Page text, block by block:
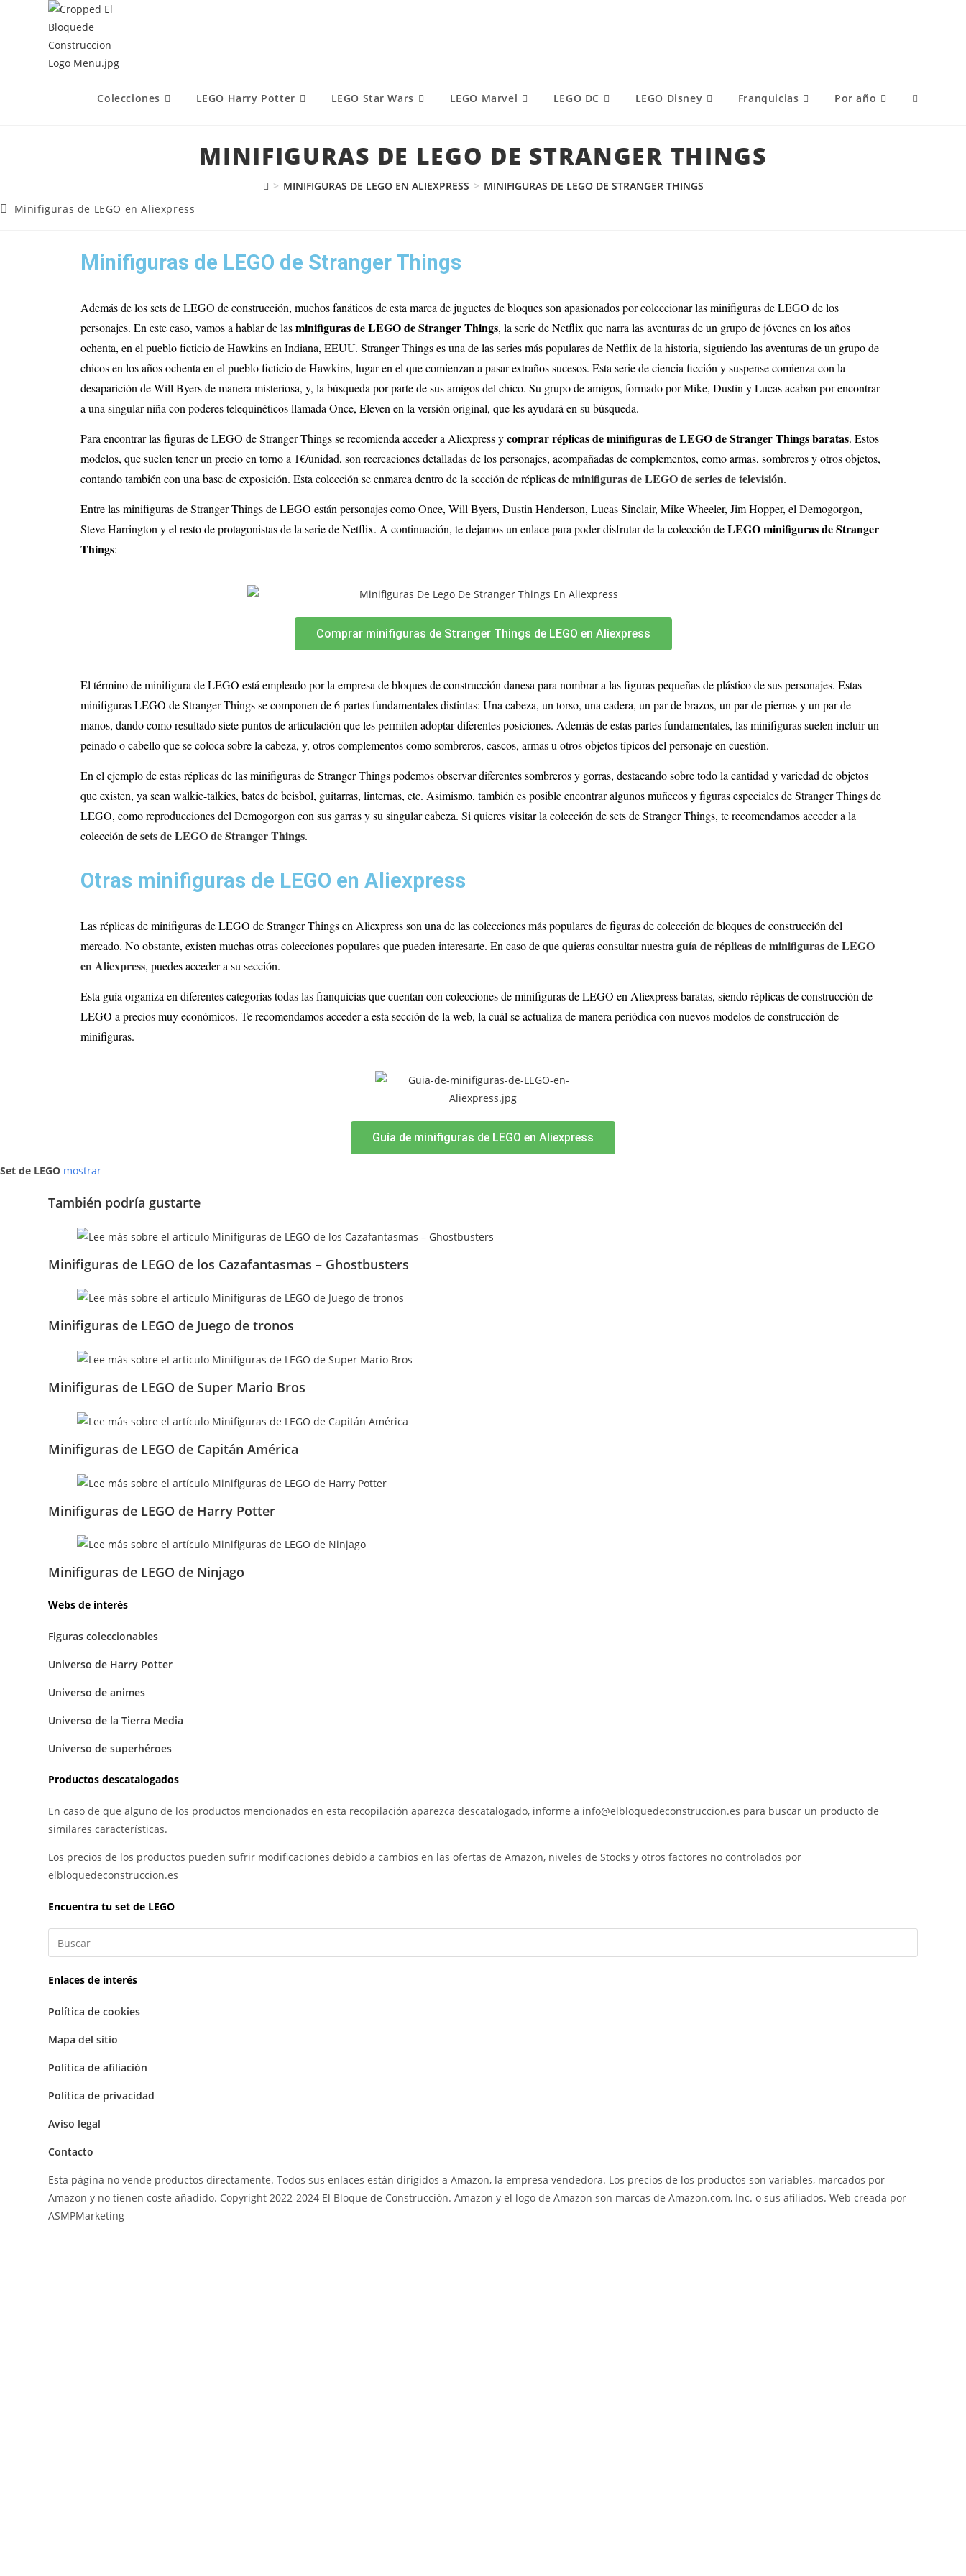
Colecciones LEGO Harry Potter LEGO Star Wars LEGO Marvel LEGO DC LEGO Disney Franquicias Por año
MINIFIGURAS DE LEGO DE STRANGER THINGS
> MINIFIGURAS DE LEGO EN ALIEXPRESS > MINIFIGURAS DE LEGO DE STRANGER THINGS
Minifiguras de LEGO en Aliexpress
Minifiguras de LEGO de Stranger Things
Además de los sets de LEGO de construcción, muchos fanáticos de esta marca de juguetes de bloques son apasionados por coleccionar las minifiguras de LEGO de los
personajes. En este caso, vamos a hablar de lasminifiguras de LEGO de Stranger Things, la serie de Netflix que narra las aventuras de un grupo de jóvenes en los años
ochenta, en el pueblo ficticio de Hawkins en Indiana, EEUU. Stranger Things es una de las series más populares de Netflix de la historia, siguiendo las aventuras de un grupo de
chicos en los años ochenta en el pueblo ficticio de Hawkins, lugar en el que comienzan a pasar extraños sucesos. Esta serie de ciencia ficción y suspense comienza con la
desaparición de Will Byers de manera misteriosa, y, la búsqueda por parte de sus amigos del chico. Su grupo de amigos, formado por Mike, Dustin y Lucas acaban por encontrar
a una singular niña con poderes telequinéticos llamada Once, Eleven en la versión original, que les ayudará en su búsqueda.
Para encontrar las figuras de LEGO de Stranger Things se recomienda acceder a Aliexpress ycomprar réplicas de minifiguras de LEGO de Stranger Things baratas. Estos
modelos, que suelen tener un precio en torno a 1€/unidad, son recreaciones detalladas de los personajes, acompañadas de complementos, como armas, sombreros y otros objetos,
contando también con una base de exposición. Esta colección se enmarca dentro de la sección de réplicas deminifiguras de LEGO de series de televisión.
Entre las minifiguras de Stranger Things de LEGO están personajes como Once, Will Byers, Dustin Henderson, Lucas Sinclair, Mike Wheeler, Jim Hopper, el Demogorgon,
Steve Harrington y el resto de protagonistas de la serie de Netflix. A continuación, te dejamos un enlace para poder disfrutar de la colección deLEGO minifiguras de Stranger
Things:
Comprar minifiguras de Stranger Things de LEGO en Aliexpress
El término de minifigura de LEGO está empleado por la empresa de bloques de construcción danesa para nombrar a las figuras pequeñas de plástico de sus personajes. Estas
minifiguras LEGO de Stranger Things se componen de 6 partes fundamentales distintas: Una cabeza, un torso, una cadera, un par de brazos, un par de piernas y un par de
manos, dando como resultado siete puntos de articulación que les permiten adoptar diferentes posiciones. Además de estas partes fundamentales, las minifiguras suelen incluir un
peinado o cabello que se coloca sobre la cabeza, y, otros complementos como sombreros, cascos, armas u otros objetos típicos del personaje en cuestión.
En el ejemplo de estas réplicas de las minifiguras de Stranger Things podemos observar diferentes sombreros y gorras, destacando sobre todo la cantidad y variedad de objetos
que existen, ya sean walkie-talkies, bates de beisbol, guitarras, linternas, etc. Asimismo, también es posible encontrar algunos muñecos y figuras especiales de Stranger Things de
LEGO, como reproducciones del Demogorgon con sus garras y su singular cabeza. Si quieres visitar la colección de sets de Stranger Things, te recomendamos acceder a la
colección desets de LEGO de Stranger Things.
Otras minifiguras de LEGO en Aliexpress
Las réplicas de minifiguras de LEGO de Stranger Things en Aliexpress son una de las colecciones más populares de figuras de colección de bloques de construcción del
mercado. No obstante, existen muchas otras colecciones populares que pueden interesarte. En caso de que quieras consultar nuestra guía de réplicas de minifiguras de LEGO
en Aliexpress, puedes acceder a su sección.
Esta guía organiza en diferentes categorías todas las franquicias que cuentan con colecciones de minifiguras de LEGO en Aliexpress baratas, siendo réplicas de construcción de
LEGO a precios muy económicos. Te recomendamos acceder a esta sección de la web, la cuál se actualiza de manera periódica con nuevos modelos de construcción de
minifiguras.
Guía de minifiguras de LEGO en Aliexpress
Set de LEGO mostrar
También podría gustarte
Minifiguras de LEGO de los Cazafantasmas – Ghostbusters
Minifiguras de LEGO de Juego de tronos
Minifiguras de LEGO de Super Mario Bros
Minifiguras de LEGO de Capitán América
Minifiguras de LEGO de Harry Potter
Minifiguras de LEGO de Ninjago
Webs de interés
Figuras coleccionables
Universo de Harry Potter
Universo de animes
Universo de la Tierra Media
Universo de superhéroes
Productos descatalogados
En caso de que alguno de los productos mencionados en esta recopilación aparezca descatalogado, informe a info@elbloquedeconstruccion.es para buscar un producto de
similares características.
Los precios de los productos pueden sufrir modificaciones debido a cambios en las ofertas de Amazon, niveles de Stocks y otros factores no controlados por
elbloquedeconstruccion.es
Encuentra tu set de LEGO
Enlaces de interés
Política de cookies
Mapa del sitio
Política de afiliación
Política de privacidad
Aviso legal
Contacto
Esta página no vende productos directamente. Todos sus enlaces están dirigidos a Amazon, la empresa vendedora. Los precios de los productos son variables, marcados por
Amazon y no tienen coste añadido. Copyright 2022-2024 El Bloque de Construcción. Amazon y el logo de Amazon son marcas de Amazon.com, Inc. o sus afiliados. Web creada por
ASMPMarketing